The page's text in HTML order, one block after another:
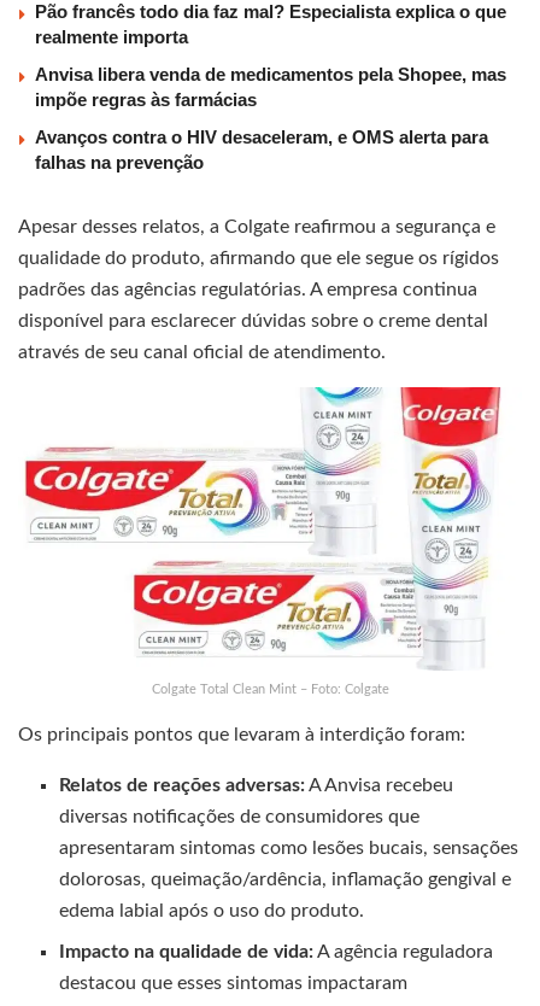
Pão francês todo dia faz mal? Especialista explica o que
realmente importa
Anvisa libera venda de medicamentos pela Shopee, mas
impõe regras às farmácias
Avanços contra o HIV desaceleram, e OMS alerta para
falhas na prevenção
Apesar desses relatos, a Colgate reafirmou a segurança e
qualidade do produto, afirmando que ele segue os rígidos
padrões das agências regulatórias. A empresa continua
disponível para esclarecer dúvidas sobre o creme dental
através de seu canal oficial de atendimento.
Colgate Total Clean Mint – Foto: Colgate
Os principais pontos que levaram à interdição foram:
Relatos de reações adversas:A Anvisa recebeu
diversas notificações de consumidores que
apresentaram sintomas como lesões bucais, sensações
dolorosas, queimação/ardência, inflamação gengival e
edema labial após o uso do produto.
Impacto na qualidade de vida:A agência reguladora
destacou que esses sintomas impactaram